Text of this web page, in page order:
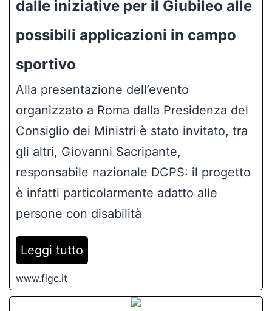
dalle iniziative per il Giubileo alle
possibili applicazioni in campo
sportivo
Alla presentazione dell’evento
organizzato a Roma dalla Presidenza del
Consiglio dei Ministri è stato invitato, tra
gli altri, Giovanni Sacripante,
responsabile nazionale DCPS: il progetto
è infatti particolarmente adatto alle
persone con disabilità
Leggi tutto
www.figc.it